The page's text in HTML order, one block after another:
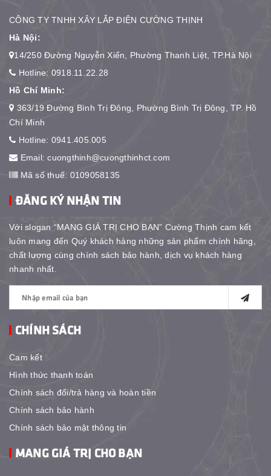
CÔNG TY TNHH XÂY LẮP ĐIỆN CƯỜNG THỊNH
Hà Nội:
14/250 Đường Nguyễn Xiển, Phường Thanh Liệt, TP.Hà Nội
Hotline: 0918.11.22.28
Hồ Chí Minh:
363/19 Đường Bình Trị Đông, Phường Bình Trị Đông, TP. Hồ
Chí Minh
Hotline: 0941.405.005
Email:cuongthinh@cuongthinhct.com
Mã số thuế: 0109058135
ĐĂNG KÝ NHẬN TIN
Với slogan “MANG GIÁ TRỊ CHO BẠN” Cường Thịnh cam kết
luôn mang đến Quý khách hàng những sản phẩm chính hãng,
chất lượng cùng chính sách bảo hành, dịch vụ khách hàng
nhanh nhất.
CHÍNH SÁCH
Cam kết
Hình thức thanh toán
Chính sách đổi/trả hàng và hoàn tiền
Chính sách bảo hành
Chính sách bảo mật thông tin
MANG GIÁ TRỊ CHO BẠN